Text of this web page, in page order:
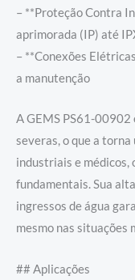
– **Proteção Contra
aprimorada (IP) até
– **Conexões
a manutenção
A GEMS PS61-
severas, o que a
industriais e médicos,
fundamentais. Sua
ingressos de água
mesmo nas situações
## Aplicações